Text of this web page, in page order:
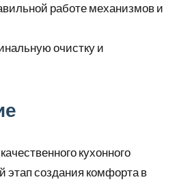
работе механизмов и
очистку и
кухонного
этап создания комфорта в